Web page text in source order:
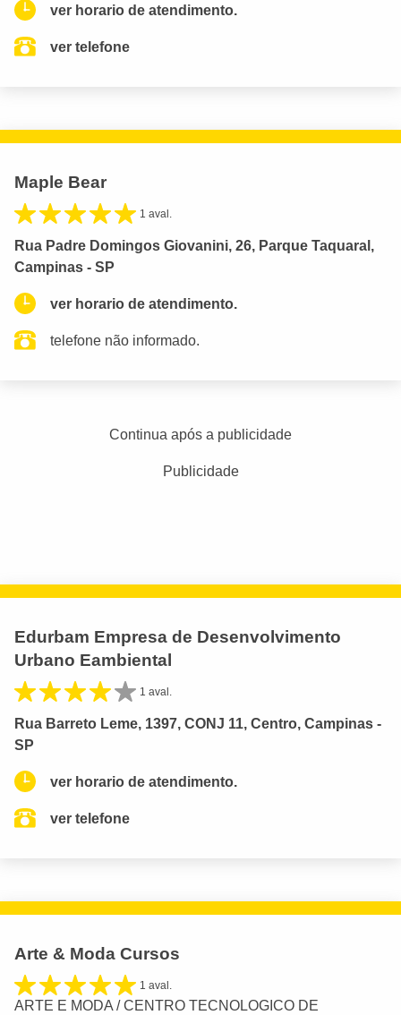
ver horario de atendimento.
ver telefone
Maple Bear
1 aval.
Rua Padre Domingos Giovanini, 26, Parque Taquaral,
Campinas - SP
ver horario de atendimento.
telefone não informado.
Continua após a publicidade
Publicidade
Edurbam Empresa de Desenvolvimento
Urbano Eambiental
1 aval.
Rua Barreto Leme, 1397, CONJ 11, Centro, Campinas -
SP
ver horario de atendimento.
ver telefone
Arte & Moda Cursos
1 aval.
ARTE E MODA / CENTRO TECNOLOGICO DE